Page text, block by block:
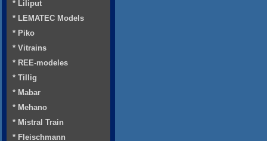
* Liliput
* LEMATEC Models
* Piko
* Vitrains
* REE-modeles
* Tillig
* Mabar
* Mehano
* Mistral Train
* Fleischmann